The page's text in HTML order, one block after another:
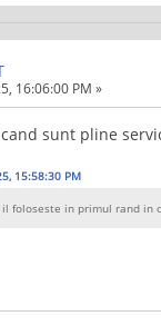
16:06:00 PM »
sunt pline
15:58:30 PM
foloseste in primul rand in